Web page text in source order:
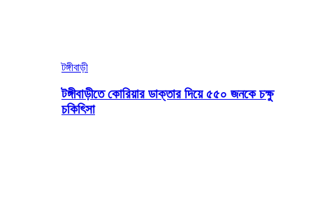
টঙ্গীবাড়ী
টঙ্গীবাড়ীতে কোরিয়ার ডাক্তার দিয়ে ৫৫০ জনকে চক্ষু
চকিৎিসা